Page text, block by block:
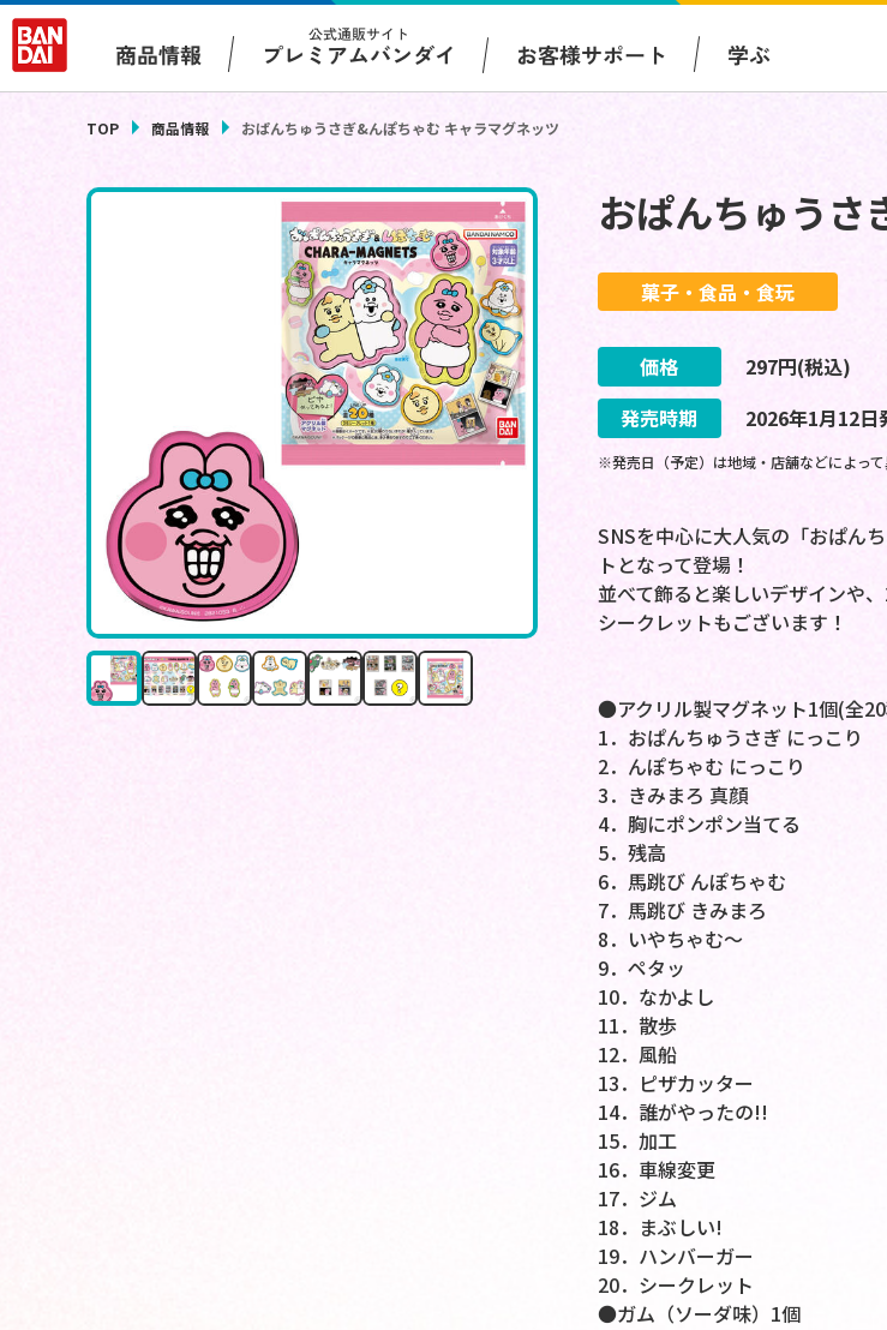
商品情報
公式通販サイト
プレミアムバンダイ お客様サポート 学ぶ
TOP 商品情報 おぱんちゅうさぎ&んぽちゃむ キャラマグネッツ
おぱんちゅうさ
菓子・食品・食玩
価格 297円(税込)
発売時期
2026年1月12日
※発売日（予定）は地域・店舗などによっ
SNSを中心に大人気の「おぱん
トとなって登場！
並べて飾ると楽しいデザインや
シークレットもございます！
●アクリル製マグネット1個(全
1．おぱんちゅうさぎ にっこり
2．んぽちゃむ にっこり
3．きみまろ 真顔
4．胸にポンポン当てる
5．残高
6．馬跳び んぽちゃむ
7．馬跳び きみまろ
8．いやちゃむ～
9．ペタッ
10．なかよし
11．散歩
12．風船
13．ピザカッター
14．誰がやったの!!
15．加工
16．車線変更
17．ジム
18．まぶしい!
19．ハンバーガー
20．シークレット
●ガム（ソーダ味）1個